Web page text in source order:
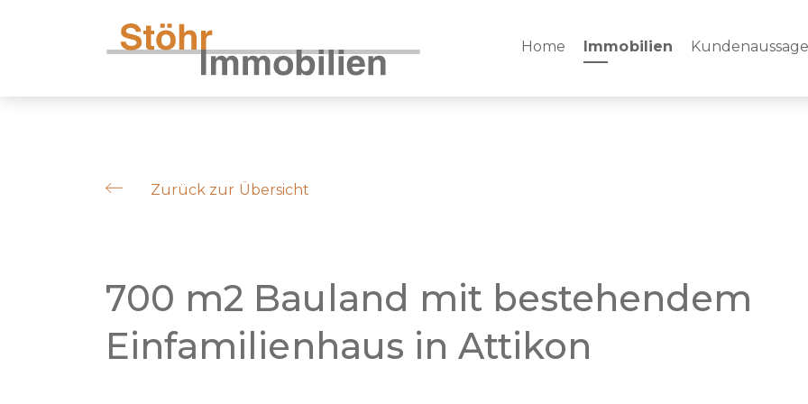
Home Immobilien
Zurück zur Übersicht
700 m2 Bauland mit bestehendem
Einfamilienhaus in Attikon